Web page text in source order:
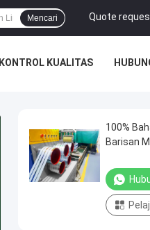
Quote
Mencari
KONTROL KUALITAS
100%
Barisan